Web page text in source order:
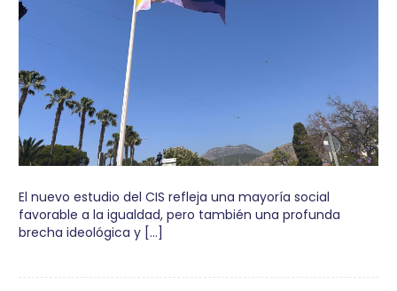
El nuevo estudio del CIS refleja una mayoría social
favorable a la igualdad, pero también una profunda
brecha ideológica y […]